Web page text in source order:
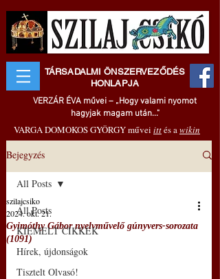
TÁRSADALMI ÖNSZERVEZŐDÉS
HONLAPJA
VERZÁR ÉVA művei – „Hogy valami nyomot
hagyjak magam után..."
VARGA DOMOKOS GYÖRGY művei ittés awikin
Bejegyzés
All Posts
KIEMELT CIKKEK
Hírek, újdonságok
Tisztelt Olvasó!
All Posts
Gyimóthy Gábor nyelvművelő gúnyvers-sorozata
(1091)
szilajcsiko
2024. okt. 21.